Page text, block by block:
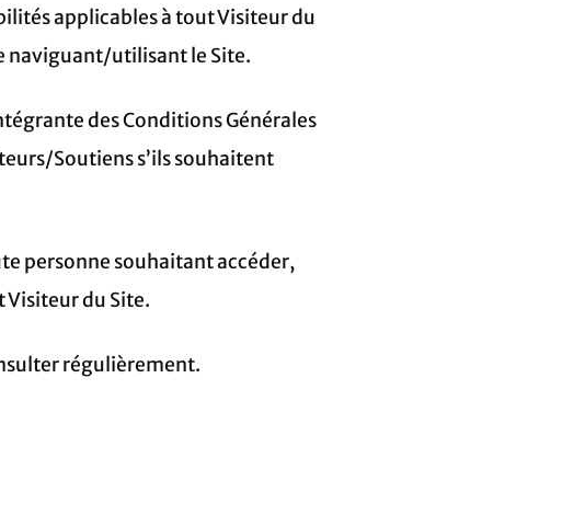
applicables à tout Visiteur du
naviguant/utilisant le Site.
des Conditions Générales
Soutiens s’ils souhaitent
personne souhaitant accéder,
du Site.
régulièrement.